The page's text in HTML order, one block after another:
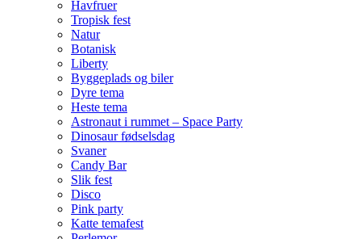
Havfruer
Tropisk fest
Natur
Botanisk
Liberty
Byggeplads og biler
Dyre tema
Heste tema
Astronaut i rummet – Space Party
Dinosaur fødselsdag
Svaner
Candy Bar
Slik fest
Disco
Pink party
Katte temafest